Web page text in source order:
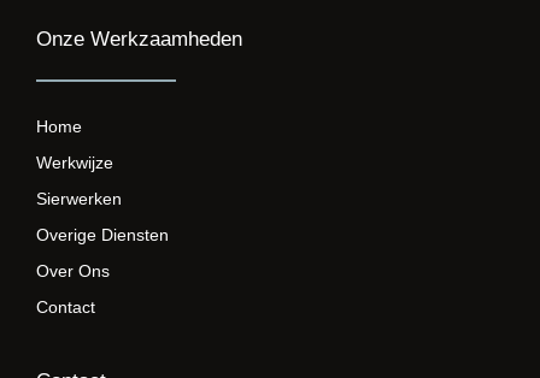
Onze Werkzaamheden
Home
Werkwijze
Sierwerken
Overige Diensten
Over Ons
Contact